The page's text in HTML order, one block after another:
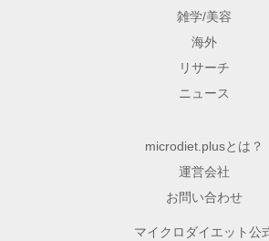
雑学/美容
海外
リサーチ
ニュース
microdiet.plusとは？
運営会社
お問い合わせ
マイクロダイエット公